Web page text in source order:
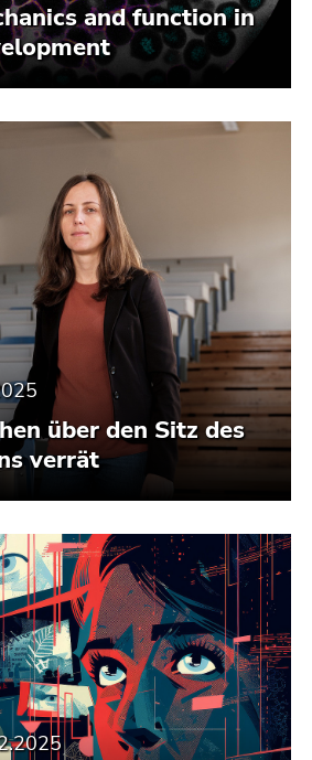
and function in
über den Sitz des
verrät